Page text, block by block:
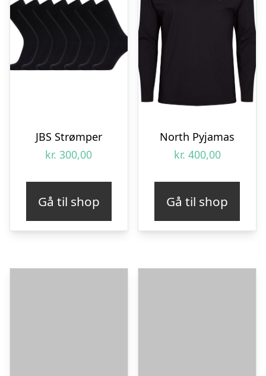
JBS Strømper
kr. 300,00
Gå til shop
North Pyjamas
kr. 400,00
Gå til shop